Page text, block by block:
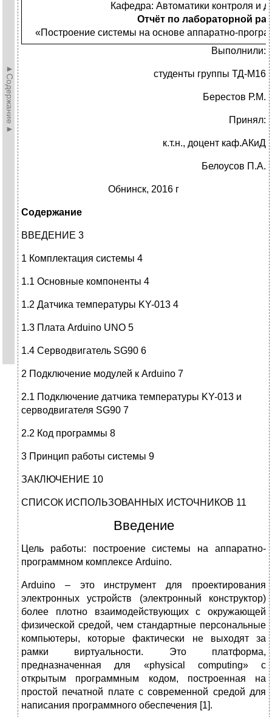
►Содержание►
Кафедра: Автоматики контроля и
Отчёт по лабораторной
«Построение системы на основе аппаратно-
Выполнили:
студенты группы ТД-М16
Берестов Р.М.
Принял:
к.т.н., доцент каф.АКиД
Белоусов П.А.
Обнинск, 2016 г
Содержание
ВВЕДЕНИЕ 3
1 Комплектация системы 4
1.1 Основные компоненты 4
1.2 Датчика температуры KY-013 4
1.3 Плата Arduino UNO 5
1.4 Серводвигатель SG90 6
2 Подключение модулей к Arduino 7
2.1 Подключение датчика температуры KY-013 и
серводвигателя SG90 7
2.2 Код программы 8
3 Принцип работы системы 9
ЗАКЛЮЧЕНИЕ 10
СПИСОК ИСПОЛЬЗОВАННЫХ ИСТОЧНИКОВ 11
Введение
Цель работы: построение системы на аппаратно-
программном комплексе Arduino.
Arduino – это инструмент для проектирования
электронных устройств (электронный конструктор)
более плотно взаимодействующих с окружающей
физической средой, чем стандартные персональные
компьютеры, которые фактически не выходят за
рамки виртуальности. Это платформа,
предназначенная для «physical computing» с
открытым программным кодом, построенная на
простой печатной плате с современной средой для
написания программного обеспечения [1].